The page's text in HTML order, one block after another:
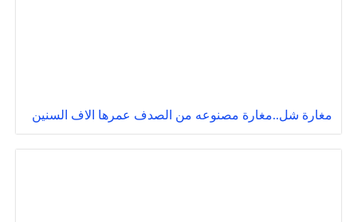
مغارة شل..مغارة مصنوعه من الصدف عمرها الاف السنين